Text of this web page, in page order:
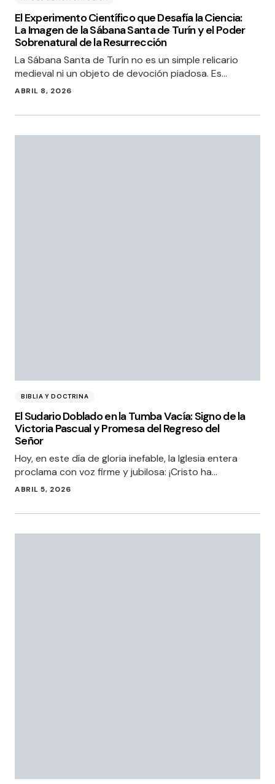
El Experimento Científico que Desafía la Ciencia:
La Imagen de la Sábana Santa de Turín y el Poder
Sobrenatural de la Resurrección
La Sábana Santa de Turín no es un simple relicario
medieval ni un objeto de devoción piadosa. Es…
ABRIL 8, 2026
BIBLIA Y DOCTRINA
El Sudario Doblado en la Tumba Vacía: Signo de la
Victoria Pascual y Promesa del Regreso del
Señor
Hoy, en este día de gloria inefable, la Iglesia entera
proclama con voz firme y jubilosa: ¡Cristo ha…
ABRIL 5, 2026